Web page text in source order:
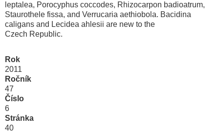
leptalea, Porocyphus coccodes, Rhizocarpon badioatrum,
Staurothele fissa, and Verrucaria aethiobola. Bacidina
caligans and Lecidea ahlesii are new to the
Czech Republic.
Rok
2011
Ročník
47
Číslo
6
Stránka
40